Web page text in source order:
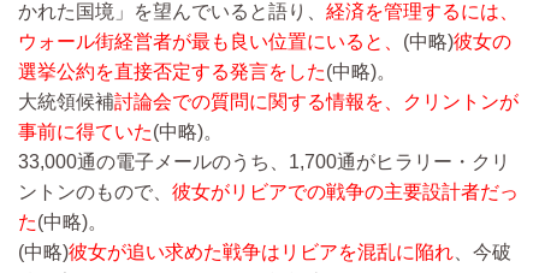
かれた国境」を望んでいると語り、 経済を管理するには、
ウォール街経営者が最も良い位置にいると、 (中略)彼女の
選挙公約を直接否定する発言をした(中略)。
大統領候補討論会での質問に関する情報を、クリントンが
事前に得ていた(中略)。
33,000通の電子メールのうち、1,700通がヒラリー・クリ
ントンのもので、 彼女がリビアでの戦争の主要設計者だっ
た(中略)。
(中略)彼女が追い求めた戦争はリビアを混乱に陥れ 、今破